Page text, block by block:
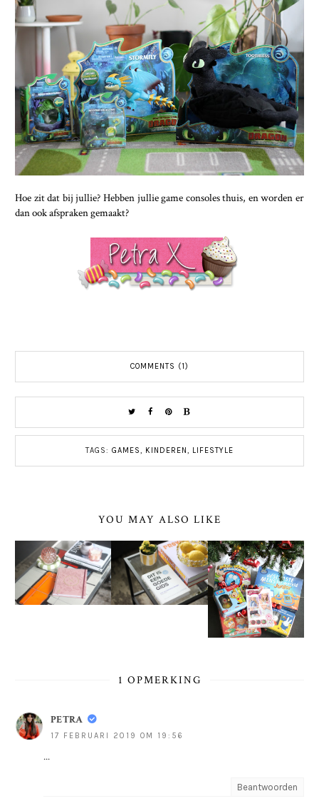
Hoe zit dat bij jullie? Hebben jullie game consoles thuis, en worden er
dan ook afspraken gemaakt?
COMMENTS (1)
TAGS: GAMES, KINDEREN , LIFESTYLE
YOU MAY ALSO LIKE
1 OPMERKING
PETRA
17 FEBRUARI 2019 OM 19:56
...
Beantwoorden